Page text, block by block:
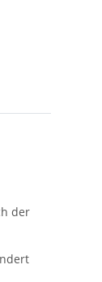
der